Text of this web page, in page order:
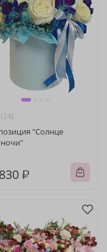
(24)
"Солнце
₽